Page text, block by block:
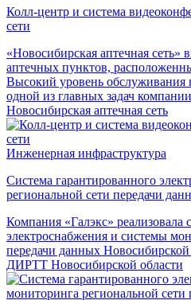
Колл-центр и система
сети
«Новосибирская аптечная сеть»
аптечных пунктов,
Высокий уровень обслуживания
одной из главных задач
Новосибирская аптечная сеть
Инженерная инфраструктура
Система гарантированного
региональной сети передачи
Компания «Галэкс» реализовала
электроснабжения и системы
передачи данных Новосибирской
ДИРТТ Новосибирской области